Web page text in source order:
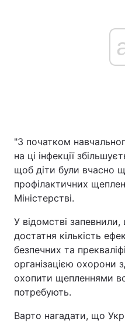
"З початком
на ці інфекції
щоб діти були вчасно
профілактичних
Міністерстві.
У відомстві запевнили,
достатня кількість
безпечних та
організацією охорони
охопити щепленнями
потребують.
Варто нагадати, що